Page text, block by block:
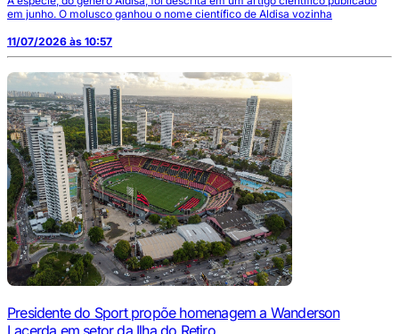
em junho. O molusco ganhou o nome científico de Aldisa vozinha
11/07/2026 às 10:57
Presidente do Sport propõe homenagem a Wanderson
Lacerda em setor da Ilha do Retiro